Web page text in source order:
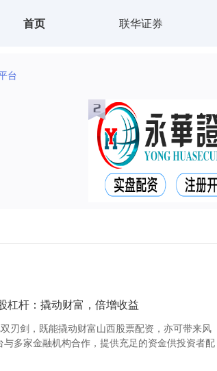
首页 联华证券
台
杠杆：撬动财富，倍增收益
刃剑，既能撬动财富山西股票配资，亦可带来风
与多家金融机构合作，提供充足的资金供投资者配